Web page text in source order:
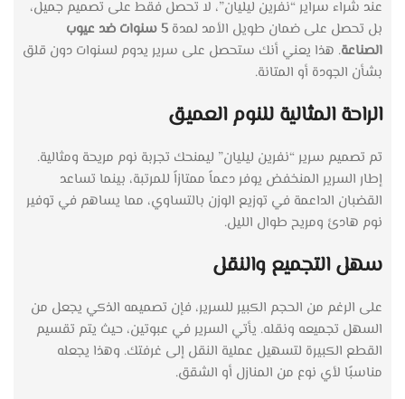
عند شراء سراير “نفرين ليليان”، لا تحصل فقط على تصميم جميل،
بل تحصل على ضمان طويل الأمد لمدة
5 سنوات ضد عيوب
الصناعة. هذا يعني أنك ستحصل على سرير يدوم لسنوات دون قلق
بشأن الجودة أو المتانة.
الراحة المثالية للنوم العميق
تم تصميم سرير “نفرين ليليان” ليمنحك تجربة نوم مريحة ومثالية.
إطار السرير المنخفض يوفر دعماً ممتازاً للمرتبة، بينما تساعد
القضبان الداعمة في توزيع الوزن بالتساوي، مما يساهم في توفير
نوم هادئ ومريح طوال الليل.
سهل التجميع والنقل
على الرغم من الحجم الكبير للسرير، فإن تصميمه الذكي يجعل من
السهل تجميعه ونقله. يأتي السرير في عبوتين، حيث يتم تقسيم
القطع الكبيرة لتسهيل عملية النقل إلى غرفتك. وهذا يجعله
مناسبًا لأي نوع من المنازل أو الشقق.